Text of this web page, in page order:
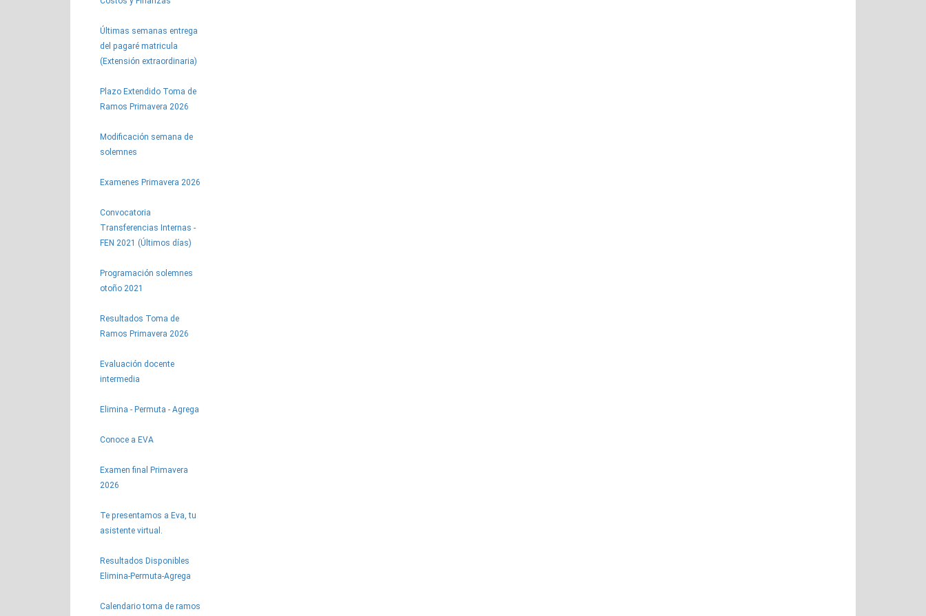
Últimas semanas entrega
del pagaré matricula
(Extensión extraordinaria)
Plazo Extendido Toma de
Ramos Primavera 2026
Modificación semana de
solemnes
Examenes Primavera 2026
Convocatoria
Transferencias Internas -
FEN 2021 (Últimos días)
Programación solemnes
otoño 2021
Resultados Toma de
Ramos Primavera 2026
Evaluación docente
intermedia
Elimina - Permuta - Agrega
Conoce a EVA
Examen final Primavera
2026
Te presentamos a Eva, tu
asistente virtual.
Resultados Disponibles
Elimina-Permuta-Agrega
Calendario toma de ramos